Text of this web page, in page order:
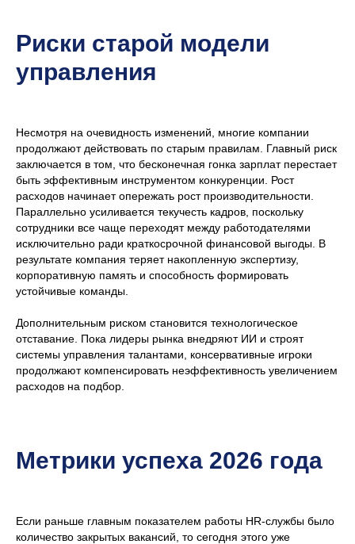
Риски старой модели
управления
Несмотря на очевидность изменений, многие компании
продолжают действовать по старым правилам. Главный риск
заключается в том, что бесконечная гонка зарплат перестает
быть эффективным инструментом конкуренции. Рост
расходов начинает опережать рост производительности.
Параллельно усиливается текучесть кадров, поскольку
сотрудники все чаще переходят между работодателями
исключительно ради краткосрочной финансовой выгоды. В
результате компания теряет накопленную экспертизу,
корпоративную память и способность формировать
устойчивые команды.
Дополнительным риском становится технологическое
отставание. Пока лидеры рынка внедряют ИИ и строят
системы управления талантами, консервативные игроки
продолжают компенсировать неэффективность увеличением
расходов на подбор.
Метрики успеха 2026 года
Если раньше главным показателем работы HR-службы было
количество закрытых вакансий, то сегодня этого уже
Реальные
результаты клиентов